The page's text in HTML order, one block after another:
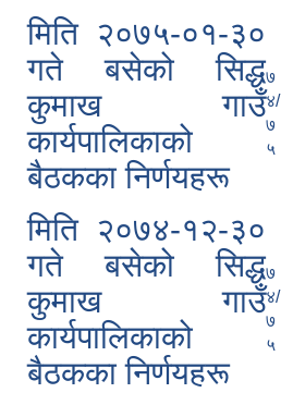
मिति २०७५-०१-३०
गते बसेको सिद्ध
कुमाख गाउँ
कार्यपालिकाको
बैठकका निर्णयहरू
७
४/
७
५
मिति २०७४-१२-३०
गते बसेको सिद्ध
कुमाख गाउँ
कार्यपालिकाको
बैठकका निर्णयहरू
७
४/
७
५